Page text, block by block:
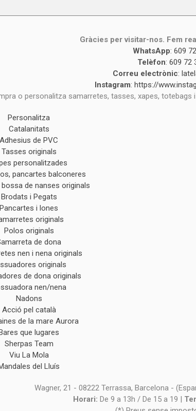
Gràcies per visitar-nos. Fem
WhatsApp:609
Telèfon:609 72
Correu electrònic:
Instagram:https://
o personalitza samarretes, tasses, xapes,
Personalitza
Catalanitats
Adhesius de PVC
Tasses originals
personalitzades
pancartes balconeres
de nanses originals
Brodats i Pegats
Pancartes i lones
originals
Polos originals
de dona
nen i nena originals
originals
de dona originals
nen/nena
Nadons
Acció pel català
de la mare Aurora
que lugares
Sherpas Team
Viu La Mola
del Lluís
Wagner, 21 - 08222 Terrassa, Barcelona -
Horari: De 9 a 13h / De 15 a 19 |